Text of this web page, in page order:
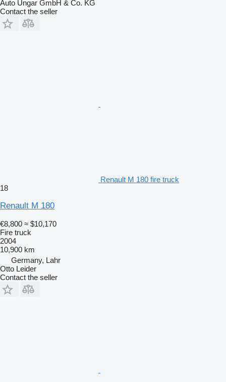
Auto Ungar GmbH & Co. KG
Contact the seller
Renault M 180 fire truck
18
Renault M 180
€8,800 ≈ $10,170
Fire truck
2004
10,900 km
Germany, Lahr
Otto Leider
Contact the seller